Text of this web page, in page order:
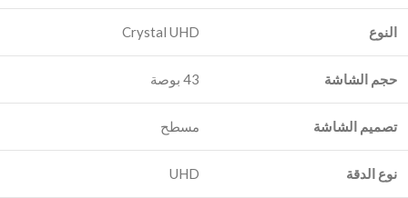
النوع Crystal UHD
حجم الشاشة 43 بوصة
تصميم الشاشة مسطح
نوع الدقة UHD